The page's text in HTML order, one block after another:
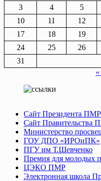
3
4 5
10
11 12
17
18 19
24
25 26
31
Сайт Президента ПМР
Сайт Правительства
Министерство
ГОУ ДПО «ИРОиПК»
ПГУ им Т.Шевченко
Премия для молодых
ЦЭКО ПМР
Электронная школа